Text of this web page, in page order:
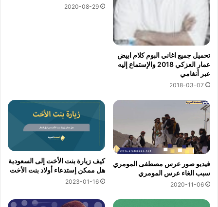
تحميل جميع اغاني البوم كلام ابيض
عمار العزكي 2018 والإستماع إليه
عبر أنغامي
2018-03-07
2020-08-29
فيديو صور عرس مصطفى المومري
سبب الغاء عرس المومري
2020-11-06
كيف زيارة بنت الأخت إلى السعودية
هل ممكن إستدعاء أولاد بنت الأخت
2023-01-16